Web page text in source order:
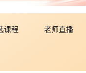
限于伪造、变造、买卖
课程 老师直播